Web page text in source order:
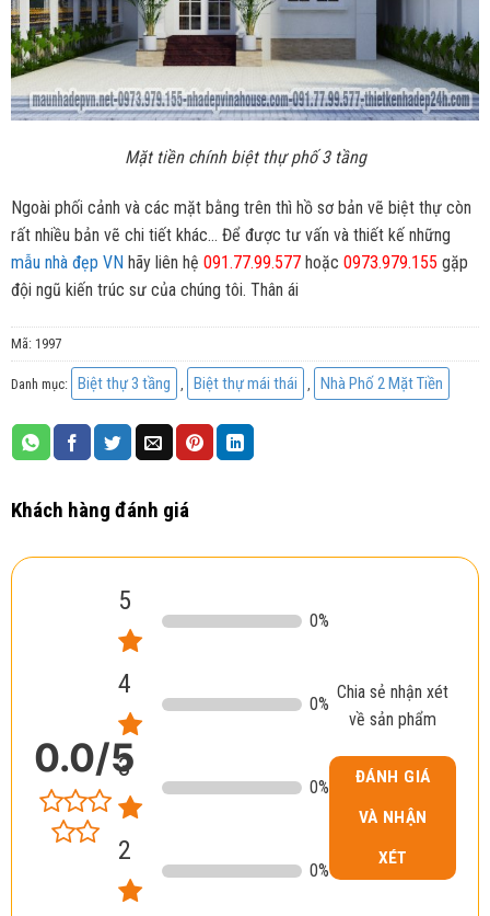
Mặt tiền chính biệt thự phố 3 tầng
Ngoài phối cảnh và các mặt bằng trên thì hồ sơ bản vẽ biệt thự còn
rất nhiều bản vẽ chi tiết khác… Để được tư vấn và thiết kế những
mẫu nhà đẹp VN hãy liên hệ 091.77.99.577hoặc 0973.979.155 gặp
đội ngũ kiến trúc sư của chúng tôi. Thân ái
Mã: 1997
Danh mục: Biệt thự 3 tầng Biệt thự mái thái Nhà Phố 2 Mặt Tiền
Khách hàng đánh giá
0.0/5
5
0%
4
0%
3
0%
2
0%
Chia sẻ nhận xét
về sản phẩm
ĐÁNH GIÁ
VÀ NHẬN
XÉT